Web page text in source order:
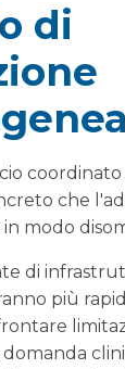
di
che
modo
di
più